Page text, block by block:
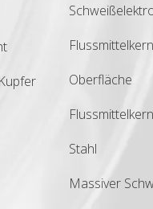
Oberfläche
Stahl
Massiver